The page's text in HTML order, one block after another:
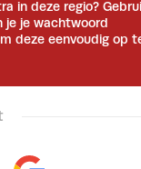
in deze regio?
je je wachtwoord
deze eenvoudig op